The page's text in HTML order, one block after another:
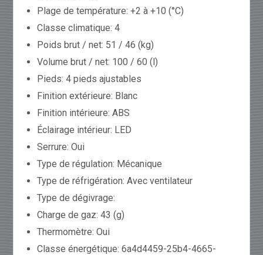
Plage de température: +2 à +10 (°C)
Classe climatique: 4
Poids brut / net: 51 / 46 (kg)
Volume brut / net: 100 / 60 (l)
Pieds: 4 pieds ajustables
Finition extérieure: Blanc
Finition intérieure: ABS
Éclairage intérieur: LED
Serrure: Oui
Type de régulation: Mécanique
Type de réfrigération: Avec ventilateur
Type de dégivrage:
Charge de gaz: 43 (g)
Thermomètre: Oui
Classe énergétique: 6a4d4459-25b4-4665-